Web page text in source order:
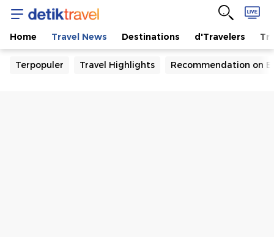
Home Travel News Destinations d'Travelers
Terpopuler Travel Highlights Recommendation on